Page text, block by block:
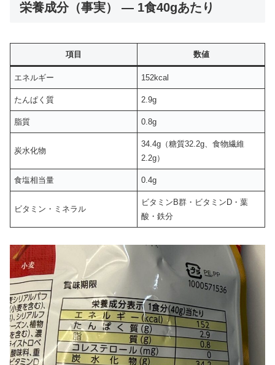
栄養成分（事実） — 1食40gあたり
項目 数値
エネルギー 152kcal
たんぱく質 2.9g
脂質 0.8g
炭水化物
34.4g（糖質32.2g、食物繊維
2.2g）
食塩相当量 0.4g
ビタミン・ミネラル
ビタミンB群・ビタミンD・葉
酸・鉄分